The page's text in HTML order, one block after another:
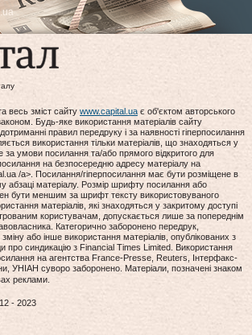
весь зміст сайту www.capital.uaє об'єктом авторського
Будь-яке використання матеріалів сайту
правил передруку і за наявності гіперпосилання
використання тільки матеріалів, що знаходяться у
за умови посилання та/або прямого відкритого для
на безпосередню адресу матеріалу на
/a>. Посилання/гіперпосилання має бути розміщене в
абзаці матеріалу. Розмір шрифту посилання або
бути меншим за шрифт тексту використовуваного
матеріалів, які знаходяться у закритому доступі
користувачам, допускається лише за попереднім
Категорично заборонено передрук,
або інше використання матеріалів, опублікованих з
про синдикацію з Financial Times Limited. Використання
на агентства France-Presse, Reuters, Інтерфакс-
УНІАН суворо заборонено. Матеріали, позначені знаком
реклами.
- 2023